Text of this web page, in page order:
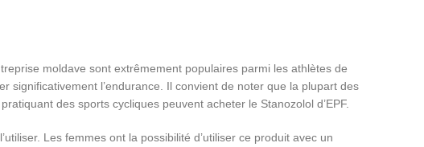
moldave sont extrêmement populaires parmi les athlètes de
l’endurance. Il convient de noter que la plupart des
des sports cycliques peuvent acheter le Stanozolol d’EPF.
Les femmes ont la possibilité d’utiliser ce produit avec un